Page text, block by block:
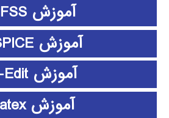
آموزش HFSS
آموزش HSPICE
آموزش L-Edit
آموزش Latex